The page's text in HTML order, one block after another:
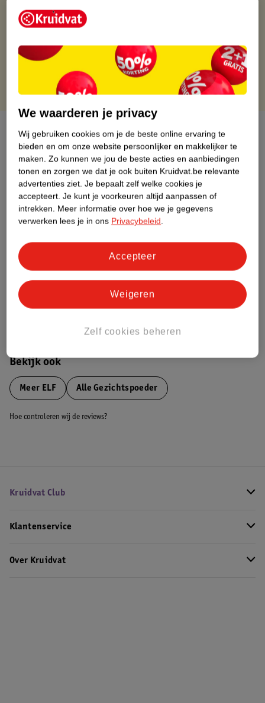
Op werkdagen voor 22:00 uur besteld, volgende dag in huis
Gratis thuisbezorgd vanaf 50.00
Gratis punten met je Kruidvat kaart
Over dit product
Productinformatie
Etiketinformatie
Nature Impact Score
Dit product heeft (nog) geen Nature
Impact Score.
Meer informatie
Bekijk ook
Meer ELF Alle Gezichtspoeder
Hoe controleren wij de reviews?
Kruidvat Club
Klantenservice
Over Kruidvat
We waarderen je privacy
Wij gebruiken cookies om je de beste online ervaring te
bieden en om onze website persoonlijker en makkelijker te
maken. Zo kunnen we jou de beste acties en aanbiedingen
tonen en zorgen we dat je ook buiten Kruidvat.be relevante
advertenties ziet. Je bepaalt zelf welke cookies je
accepteert. Je kunt je voorkeuren altijd aanpassen of
intrekken. Meer informatie over hoe we je gegevens
verwerken lees je in ons Privacybeleid.
Zelf cookies beheren
Weigeren
Accepteer